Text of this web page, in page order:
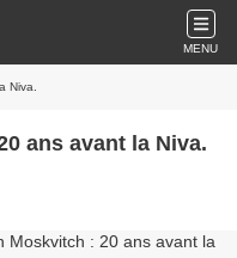
MENU
Niva.
ans avant la Niva.